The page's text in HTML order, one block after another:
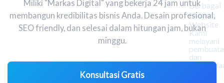
Berbagai
Macam
Website
Kami
melayani
dan
Miliki "Markas Digital" yang bekerja 24 jam untuk
membangun kredibilitas bisnis Anda. Desain profesional,
SEO friendly, dan selesai dalam hitungan jam, bukan
minggu.
Konsultasi Gratis